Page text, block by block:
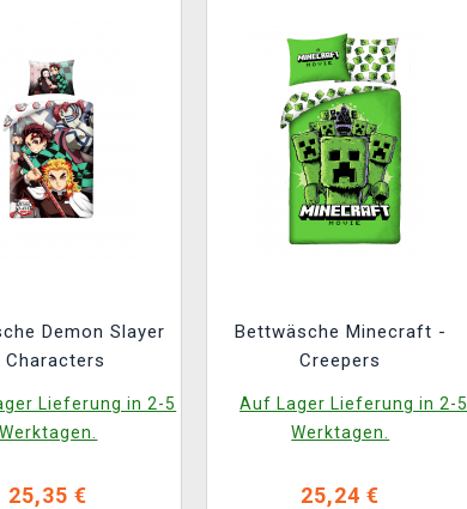
Demon Slayer
Characters
Lieferung in 2-5
Werktagen.
25,35 €
Bettwäsche Minecraft -
Creepers
Auf Lager Lieferung in 2-5
Werktagen.
25,24 €